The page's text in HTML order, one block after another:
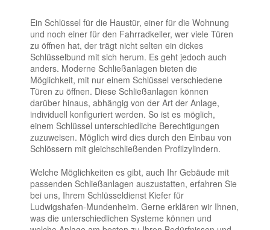
Ein Schlüssel für die Haustür, einer für die Wohnung
und noch einer für den Fahrradkeller, wer viele Türen
zu öffnen hat, der trägt nicht selten ein dickes
Schlüsselbund mit sich herum. Es geht jedoch auch
anders. Moderne Schließanlagen bieten die
Möglichkeit, mit nur einem Schlüssel verschiedene
Türen zu öffnen. Diese Schließanlagen können
darüber hinaus, abhängig von der Art der Anlage,
individuell konfiguriert werden. So ist es möglich,
einem Schlüssel unterschiedliche Berechtigungen
zuzuweisen. Möglich wird dies durch den Einbau von
Schlössern mit gleichschließenden Profilzylindern.
Welche Möglichkeiten es gibt, auch Ihr Gebäude mit
passenden Schließanlagen auszustatten, erfahren Sie
bei uns, Ihrem Schlüsseldienst Kiefer für
Ludwigshafen-Mundenheim. Gerne erklären wir Ihnen,
was die unterschiedlichen Systeme können und